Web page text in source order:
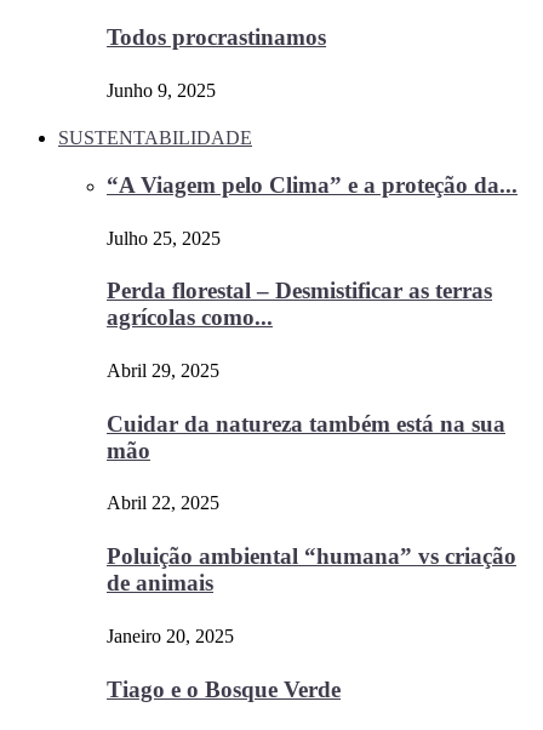
Todos procrastinamos
Junho 9, 2025
SUSTENTABILIDADE
“A Viagem pelo Clima” e a proteção da...
Julho 25, 2025
Perda florestal – Desmistificar as terras
agrícolas como...
Abril 29, 2025
Cuidar da natureza também está na sua
mão
Abril 22, 2025
Poluição ambiental “humana” vs criação
de animais
Janeiro 20, 2025
Tiago e o Bosque Verde